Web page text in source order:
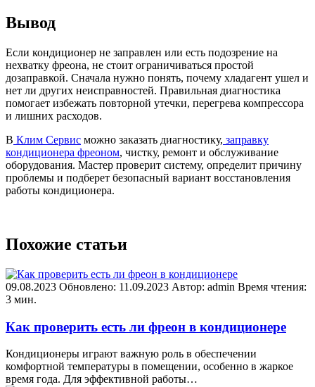
Вывод
Если кондиционер не заправлен или есть подозрение на
нехватку фреона, не стоит ограничиваться простой
дозаправкой. Сначала нужно понять, почему хладагент ушел и
нет ли других неисправностей. Правильная диагностика
помогает избежать повторной утечки, перегрева компрессора
и лишних расходов.
В Клим Сервис можно заказать диагностику, заправку
кондиционера фреоном, чистку, ремонт и обслуживание
оборудования. Мастер проверит систему, определит причину
проблемы и подберет безопасный вариант восстановления
работы кондиционера.
Похожие статьи
09.08.2023 Обновлено: 11.09.2023 Автор: admin Время чтения:
3 мин.
Как проверить есть ли фреон в кондиционере
Кондиционеры играют важную роль в обеспечении
комфортной температуры в помещении, особенно в жаркое
время года. Для эффективной работы…